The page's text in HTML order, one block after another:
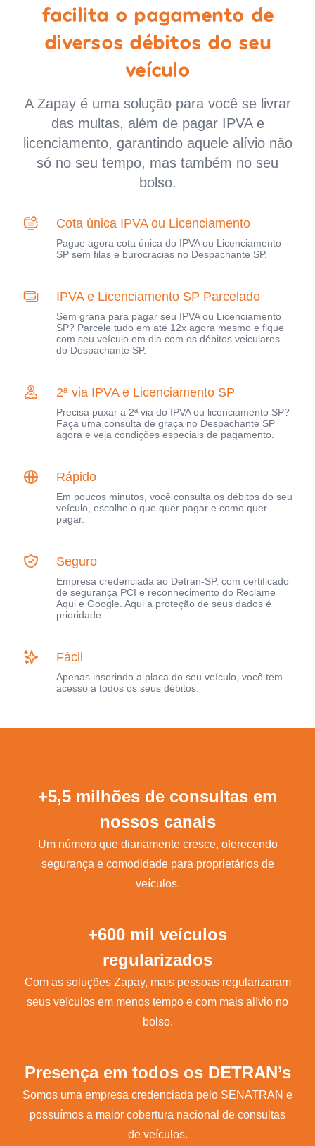
facilita o pagamento de
diversos débitos do seu
veículo
A Zapay é uma solução para você se livrar
das multas, além de pagar IPVA e
licenciamento, garantindo aquele alívio não
só no seu tempo, mas também no seu
bolso.
Cota única IPVA ou Licenciamento
Pague agora cota única do IPVA ou Licenciamento
SP sem filas e burocracias no Despachante SP.
IPVA e Licenciamento SP Parcelado
Sem grana para pagar seu IPVA ou Licenciamento
SP? Parcele tudo em até 12x agora mesmo e fique
com seu veículo em dia com os débitos veiculares
do Despachante SP.
2ª via IPVA e Licenciamento SP
Precisa puxar a 2ª via do IPVA ou licenciamento SP?
Faça uma consulta de graça no Despachante SP
agora e veja condições especiais de pagamento.
Rápido
Em poucos minutos, você consulta os débitos do seu
veículo, escolhe o que quer pagar e como quer
pagar.
Seguro
Empresa credenciada ao Detran-SP, com certificado
de segurança PCI e reconhecimento do Reclame
Aqui e Google. Aqui a proteção de seus dados é
prioridade.
Fácil
Apenas inserindo a placa do seu veículo, você tem
acesso a todos os seus débitos.
+5,5 milhões de consultas em
nossos canais
Um número que diariamente cresce, oferecendo
segurança e comodidade para proprietários de
veículos.
+600 mil veículos
regularizados
Com as soluções Zapay, mais pessoas regularizaram
seus veículos em menos tempo e com mais alívio no
bolso.
Presença em todos os DETRAN’s
Somos uma empresa credenciada pelo SENATRAN e
possuímos a maior cobertura nacional de consultas
de veículos.